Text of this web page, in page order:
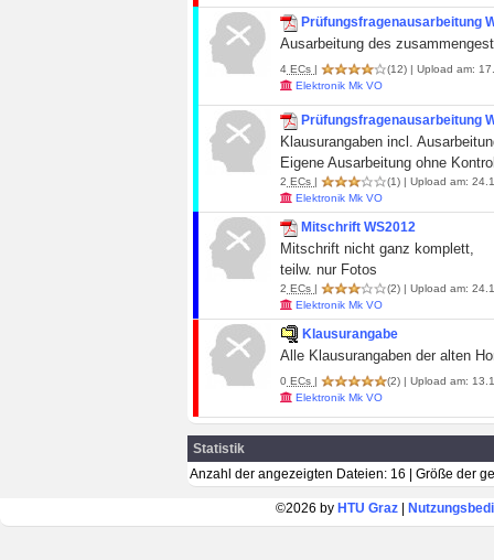
Prüfungsfragenausarbeitung
Ausarbeitung des
4 ECs | (12) | Upload am:
Elektronik Mk VO
Prüfungsfragenausarbeitung
Klausurangaben incl.
Eigene Ausarbeitung ohne
2 ECs | (1) | Upload am:
Elektronik Mk VO
Mitschrift WS2012
Mitschrift nicht ganz komplett,
teilw. nur Fotos
2 ECs | (2) | Upload am:
Elektronik Mk VO
Klausurangabe
Alle Klausurangaben der alten
0 ECs | (2) | Upload am:
Elektronik Mk VO
Statistik
Anzahl der angezeigten Dateien: 16 | Größe der
©2026 by HTU Graz|